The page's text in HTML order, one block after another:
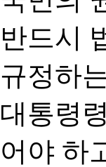
반드시
규정하
대통령
어야 하